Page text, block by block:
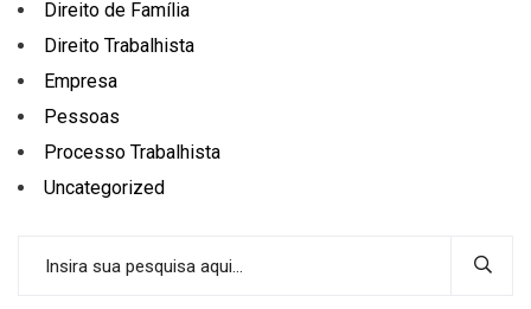
Direito de Família
Direito Trabalhista
Empresa
Pessoas
Processo Trabalhista
Uncategorized